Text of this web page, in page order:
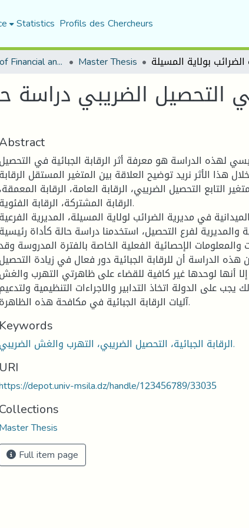
Statistics Profils des Chercheurs
Department of Financial and Accounting Sciences Master Thesis
التحصيل الضريبي دراسة
لهذه الدراسة هو معرفة أثر الرقابة الجبائية في التحصيل
هذا الأثر نريد توضيح العلاقة بين المتغير المستقل الرقابة
التابع التحصيل الضريبي، الرقابة العامة، الرقابة المعمقة،
الرقابة المشتركة، الرقابة الفئوية.
في مديرية الضرائب لولاية المسيلة، المديرية الفرعية
والمديرية لفرع التحصيل، استخدمنا دراسة حالة كأداة رئيسية
والمعلومات الإحصائية الفعلية الخاصة بالفترة المدروسة
هذه الدراسة أن للرقابة الجبائية دور فعال في زيادة التحصيل
إلا أنها لوحدها غير كافية للقضاء على ظاهرتي التهرب والغش
يجب على الدولة اتخاذ التدابير والاجراءات التنظيمية ولتدعيم
آليات الرقابة الجبائية في مكافحة هذه الظاهرة.
Keywords
الرقابة الجبائية، التحصيل الضريبي، التهرب والغش الضريبي.
URI
depot.univ-msila.dz/handle/123456789/33035
Collections
Master Thesis
Full item page